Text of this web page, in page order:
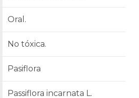
Oral.
No tóxica.
Pasiflora
Passiflora incarnata L.